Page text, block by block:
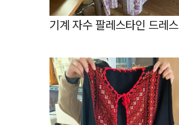
기계 자수 팔레스타인 드레스